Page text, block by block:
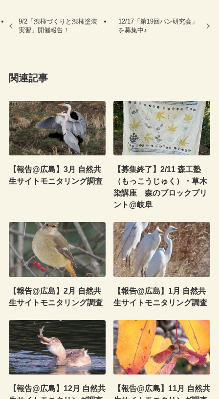
9/2「渋柿づくりと渋柿塗装
実習」開催報告！
12/17「第19回パン研究会」
を募集中♪
関連記事
【報告@広島】3月 自然共
生サイトモニタリング調査
【募集終了】2/11 森工塾
（もっこうじゅく）・草木
染講座 森のブロックプリ
ント@岐阜
【報告@広島】2月 自然共
生サイトモニタリング調査
【報告@広島】1月 自然共
生サイトモニタリング調査
【報告@広島】12月 自然共
【報告@広島】11月 自然共